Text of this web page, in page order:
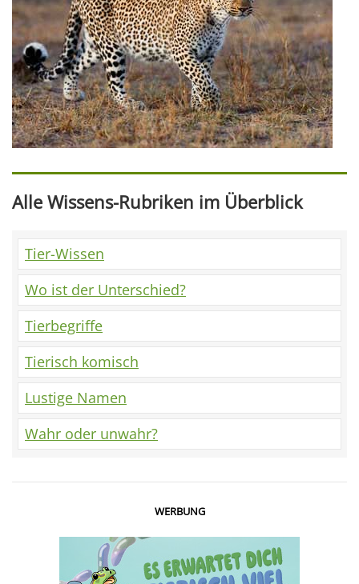
Alle Wissens-Rubriken im Überblick
Tier-Wissen
Wo ist der Unterschied?
Tierbegriffe
Tierisch komisch
Lustige Namen
Wahr oder unwahr?
WERBUNG